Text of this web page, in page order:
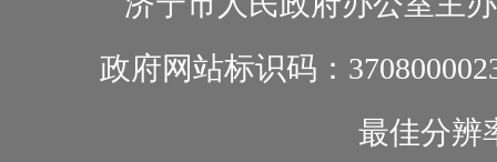
政府网站标识码：
最佳分辨